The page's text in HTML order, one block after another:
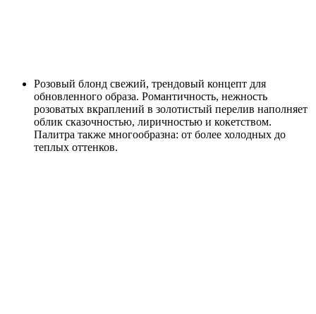
Розовый блонд свежий, трендовый концепт для
обновленного образа. Романтичность, нежность
розоватых вкраплений в золотистый перелив наполняет
облик сказочностью, лиричностью и кокетством.
Палитра также многообразна: от более холодных до
теплых оттенков.